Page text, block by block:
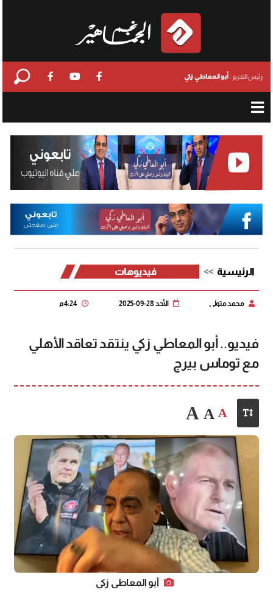
رئيس التحرير : أبو المعاطي زكي
الرئيسية فيديوهات
محمد متولي الأحد 28-09-2025 4:24 م
فيديو.. أبو المعاطي زكي ينتقد تعاقد الأهلي
مع توماس بيرج
A
A
A
أبو المعاطي زكي